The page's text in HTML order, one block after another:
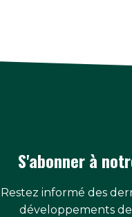
S'abonner à
Restez informé des
développements